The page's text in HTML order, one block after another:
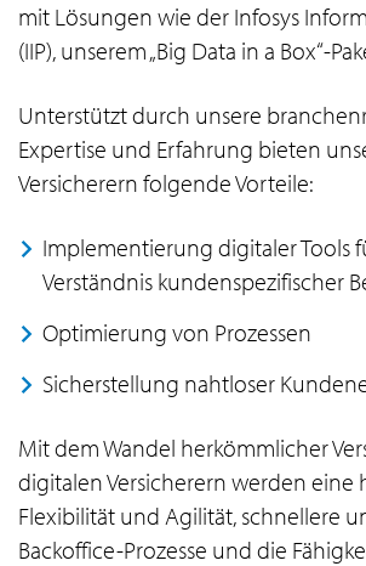
mit Lösungen wie der Infosys
(IIP), unserem „Big Data in a Box“-
Unterstützt durch unsere
Expertise und Erfahrung bieten
Versicherern folgende Vorteile:
Implementierung digitaler Tools
Verständnis kundenspezifischer
Optimierung von Prozessen
Sicherstellung nahtloser
Mit dem Wandel herkömmlicher
digitalen Versicherern werden eine
Flexibilität und Agilität, schnellere
Backoffice-Prozesse und die